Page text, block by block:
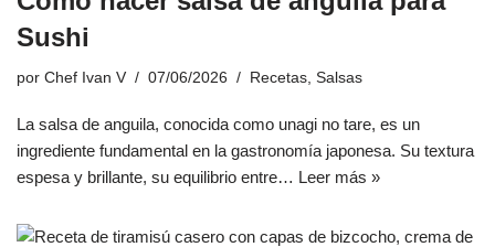
Sushi
por Chef Ivan V 07/06/2026 Recetas, Salsas
La salsa de anguila, conocida como unagi no tare, es un
ingrediente fundamental en la gastronomía japonesa. Su textura
espesa y brillante, su equilibrio entre… Leer más »